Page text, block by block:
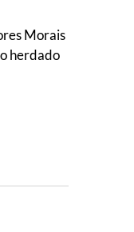
Morais
herdado